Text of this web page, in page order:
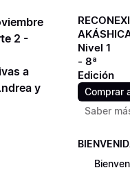
2 -
a
y
Nivel 1
- 8ª
Edición
Comprar
Saber